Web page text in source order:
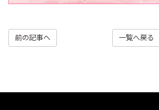
前の記事へ 一覧へ戻る